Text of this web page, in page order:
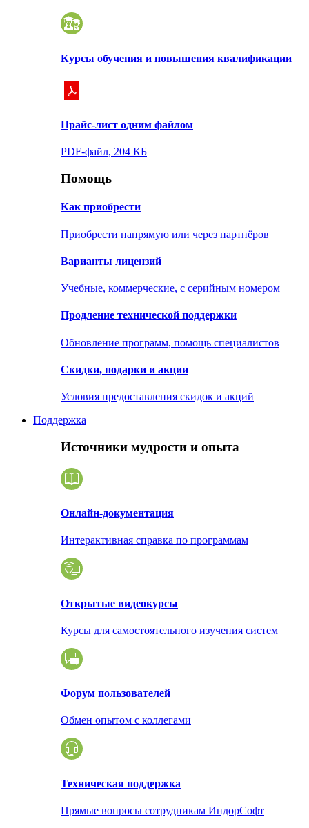
Курсы обучения и повышения квалификации
Прайс-лист одним файлом
PDF-файл, 204 КБ
Помощь
Как приобрести
Приобрести напрямую или через партнёров
Варианты лицензий
Учебные, коммерческие, с серийным номером
Продление технической поддержки
Обновление программ, помощь специалистов
Скидки, подарки и акции
Условия предоставления скидок и акций
Поддержка
Источники мудрости и опыта
Онлайн-документация
Интерактивная справка по программам
Открытые видеокурсы
Курсы для самостоятельного изучения систем
Форум пользователей
Обмен опытом с коллегами
Техническая поддержка
Прямые вопросы сотрудникам ИндорСофт